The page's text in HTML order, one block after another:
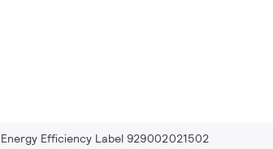
Energy Efficiency Label 929002021502